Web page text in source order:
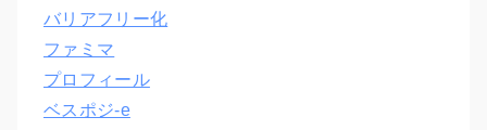
バリアフリー化
ファミマ
プロフィール
ベスポジ-e